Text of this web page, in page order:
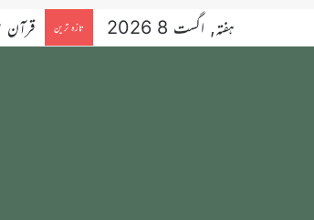
ہفتہ, اگست 8 2026 تازہ ترین قرآن